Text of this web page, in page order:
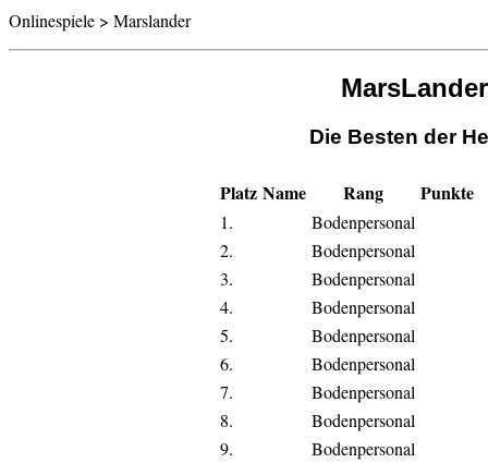
Onlinespiele > Marslander
Die Besten der
Platz Name Rang Punkte
1.
Bodenpersonal
2.
Bodenpersonal
3.
Bodenpersonal
4.
Bodenpersonal
5.
Bodenpersonal
6.
Bodenpersonal
7.
Bodenpersonal
8.
Bodenpersonal
9.
Bodenpersonal